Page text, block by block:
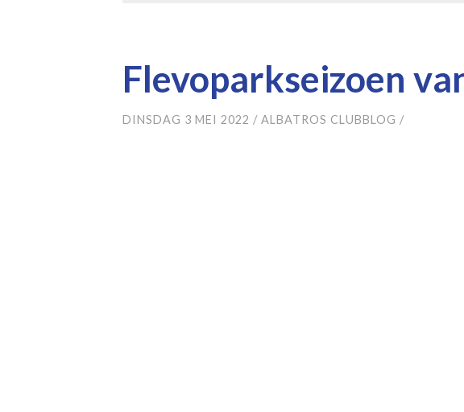
Flevoparkseizoen
DINSDAG 3 MEI 2022 / ALBATROS CLUBBLOG /